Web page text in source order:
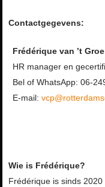
Contactgegevens:
Frédérique van ’t
HR manager en
Bel of WhatsApp: 06-
E-mail:
Wie is Frédérique?
Frédérique is sinds